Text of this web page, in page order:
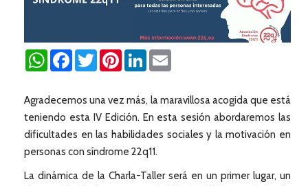
WhatsAppFacebookTwitterPinterestLinkedIn
Agradecemos una vez más, la maravillosa acogida que está
teniendo esta IV Edición. En esta sesión abordaremos las
dificultades en las habilidades sociales y la motivación en
personas con síndrome 22q11.
La dinámica de la Charla-Taller será en un primer lugar, un